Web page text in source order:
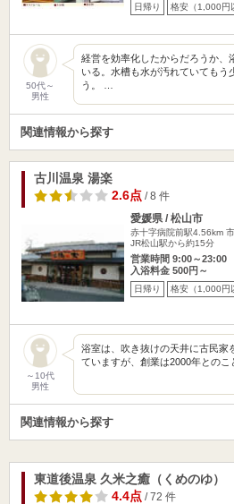
日帰り 格安（1,000円
50代～
男性
経営を効率化したからだろうか、
いる。水槽も水が汚れていてもう
う。 …
関連情報から探す
古川温泉 湯楽
2.6点/ 8 件
愛媛県 / 松山市
赤十字病院前駅4.56km
JR松山駅から約15分
営業時間 9:00～23:00
入浴料金 500円～
日帰り 格安（1,000円
～10代
男性
浴室は、吹き抜けの天井に古民家
ていますが、創業は2000年との
関連情報から探す
東道後温泉 久米之癒（くめのゆ）
4.4点/ 72 件